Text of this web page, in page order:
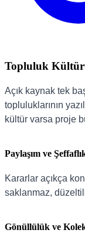
Topluluk
Açık kaynak tek
topluluklarının
kültür varsa proje
Paylaşım ve
Kararlar açıkça
saklanmaz,
Gönüllülük ve